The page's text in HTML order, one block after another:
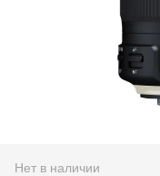
Нет в наличии